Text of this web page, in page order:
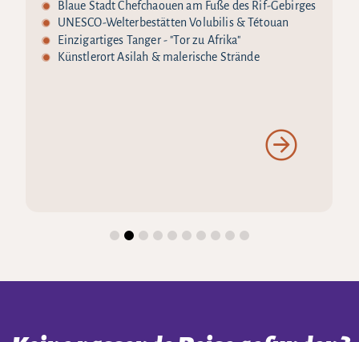
Blaue Stadt Chefchaouen am Fuße des Rif-Gebirges
UNESCO-Welterbestätten Volubilis & Tétouan
Einzigartiges Tanger - "Tor zu Afrika"
Künstlerort Asilah & malerische Strände